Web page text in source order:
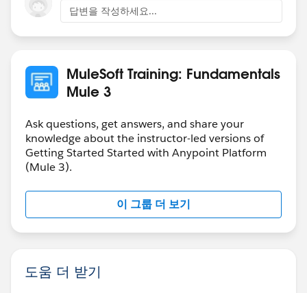
답변을 작성하세요...
MuleSoft Training: Fundamentals
Mule 3
Ask questions, get answers, and share your
knowledge about the instructor-led versions of
Getting Started Started with Anypoint Platform
(Mule 3).
이 그룹 더 보기
도움 더 받기